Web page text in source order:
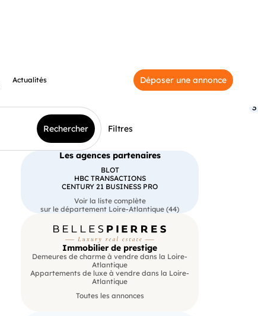
Actualités Déposer une annonce
Rechercher Filtres
3
Les agences partenaires
BLOT
HBC TRANSACTIONS
CENTURY 21 BUSINESS PRO
Voir la liste complète
sur le département Loire-Atlantique (44)
Immobilier de prestige
Demeures de charme à vendre dans la Loire-
Atlantique
Appartements de luxe à vendre dans la Loire-
Atlantique
Toutes les annonces